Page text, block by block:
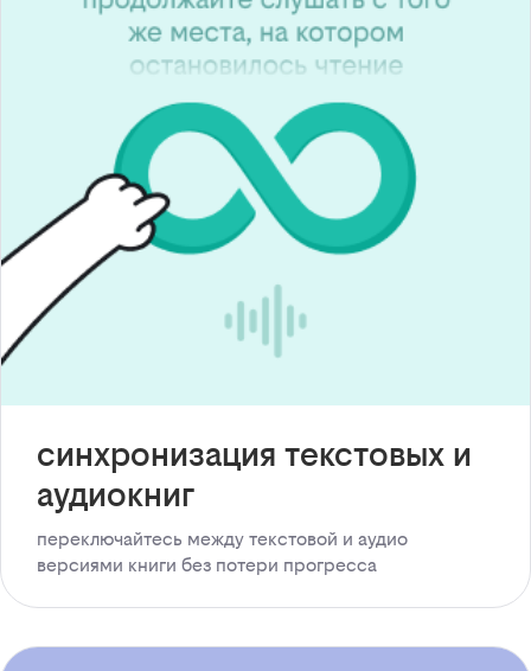
синхронизация текстовых и
аудиокниг
переключайтесь между текстовой и аудио
версиями книги без потери прогресса